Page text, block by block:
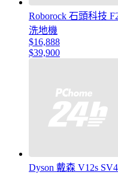
Roborock 石頭科技
洗地機
$16,888
$39,900
Dyson 戴森 V12s